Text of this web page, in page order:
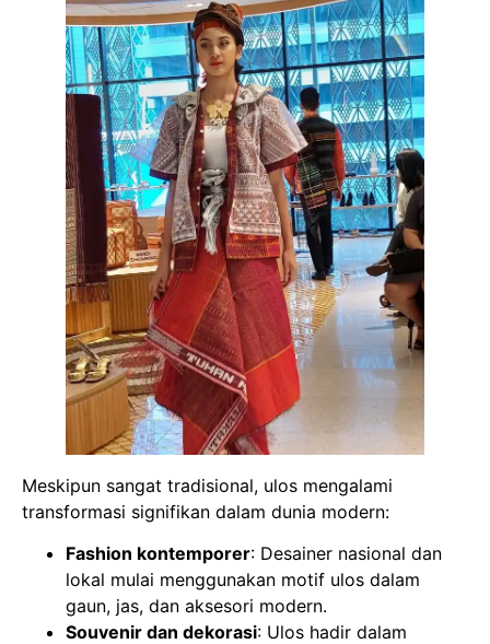
Meskipun sangat tradisional, ulos mengalami
transformasi signifikan dalam dunia modern:
Fashion kontemporer: Desainer nasional dan
lokal mulai menggunakan motif ulos dalam
gaun, jas, dan aksesori modern.
Souvenir dan dekorasi: Ulos hadir dalam